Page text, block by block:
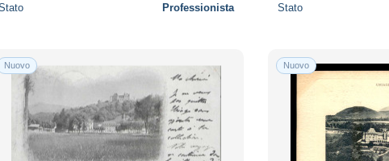
Professionista Stato
Nuovo Nuovo